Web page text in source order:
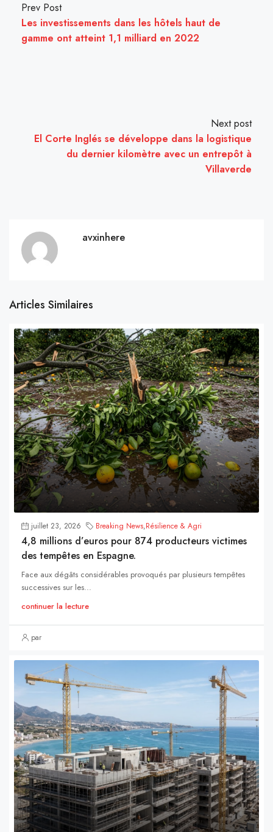
Prev Post
Les investissements dans les hôtels haut de
gamme ont atteint 1,1 milliard en 2022
Next post
El Corte Inglés se développe dans la logistique
du dernier kilomètre avec un entrepôt à
Villaverde
avxinhere
Articles Similaires
juillet 23, 2026 Breaking News,Résilience & Agri
4,8 millions d’euros pour 874 producteurs victimes
des tempêtes en Espagne.
Face aux dégâts considérables provoqués par plusieurs tempêtes
successives sur les...
continuer la lecture
par